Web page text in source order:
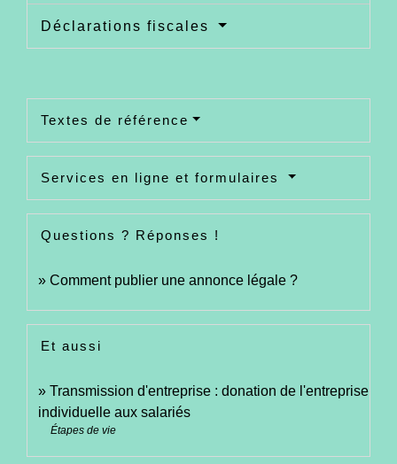
Déclarations fiscales
Textes de référence
Services en ligne et formulaires
Questions ? Réponses !
Comment publier une annonce légale ?
Et aussi
Transmission d'entreprise : donation de l'entreprise
individuelle aux salariés
Étapes de vie